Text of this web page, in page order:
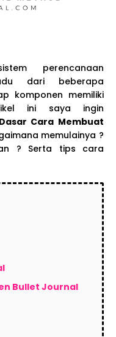
perencanaan
dari beberapa
komponen memiliki
ini saya ingin
Cara Membuat
memulainya ?
? Serta tips cara
Bullet Journal